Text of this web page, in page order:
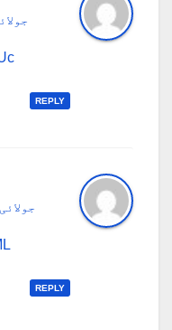
جولائی 22, 2025 وقت
REPLY
جولائی 23, 2025 وقت 10:29 صبح
REPLY